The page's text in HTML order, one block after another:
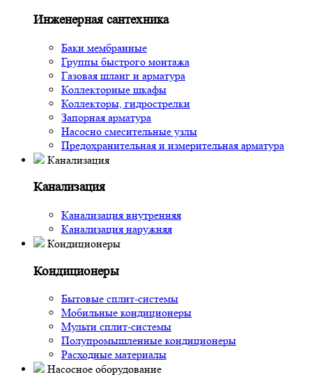
Инженерная сантехника
Баки мембранные
Группы быстрого монтажа
Газовая шланг и арматура
Коллекторные шкафы
Коллекторы, гидрострелки
Запорная арматура
Насосно смесительные узлы
Предохранительная и измерительная арматура
Канализация
Канализация
Канализация внутренняя
Канализация наружняя
Кондиционеры
Кондиционеры
Бытовые сплит-системы
Мобильные кондиционеры
Мульти сплит-системы
Полупромышленные кондиционеры
Расходные материалы
Насосное оборудование